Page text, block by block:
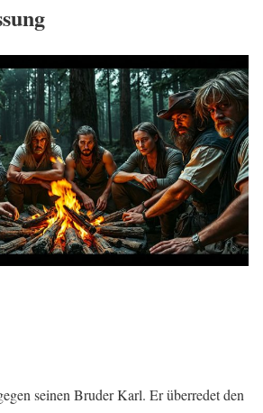
seinen Bruder Karl. Er überredet den